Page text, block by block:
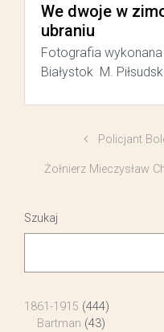
We dwoje w
ubraniu
Fotografia
Białystok M.
Policjant
Żołnierz Mieczysław
Szukaj
1861-1915 (444)
Bartman (43)